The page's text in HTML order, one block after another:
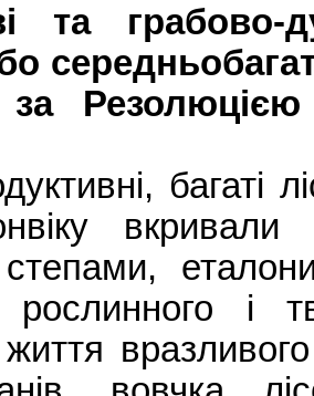
та грабово-
багаті
вкривали
рослинного і
вразливого